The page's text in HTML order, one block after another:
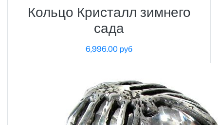
Кольцо Кристалл зимнего
сада
6,996.00 руб